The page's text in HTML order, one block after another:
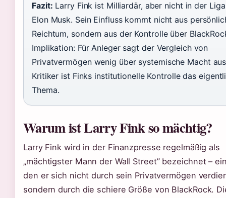
Fazit: Larry Fink ist Milliardär, aber nicht in der
Elon Musk. Sein Einfluss kommt nicht aus
Reichtum, sondern aus der Kontrolle über
Implikation: Für Anleger sagt der Vergleich von
Privatvermögen wenig über systemische Macht
Kritiker ist Finks institutionelle Kontrolle das
Thema.
Warum ist Larry Fink so mächtig?
Larry Fink wird in der Finanzpresse regelmäßig als
„mächtigster Mann der Wall Street” bezeichnet –
den er sich nicht durch sein Privatvermögen
sondern durch die schiere Größe von BlackRock.